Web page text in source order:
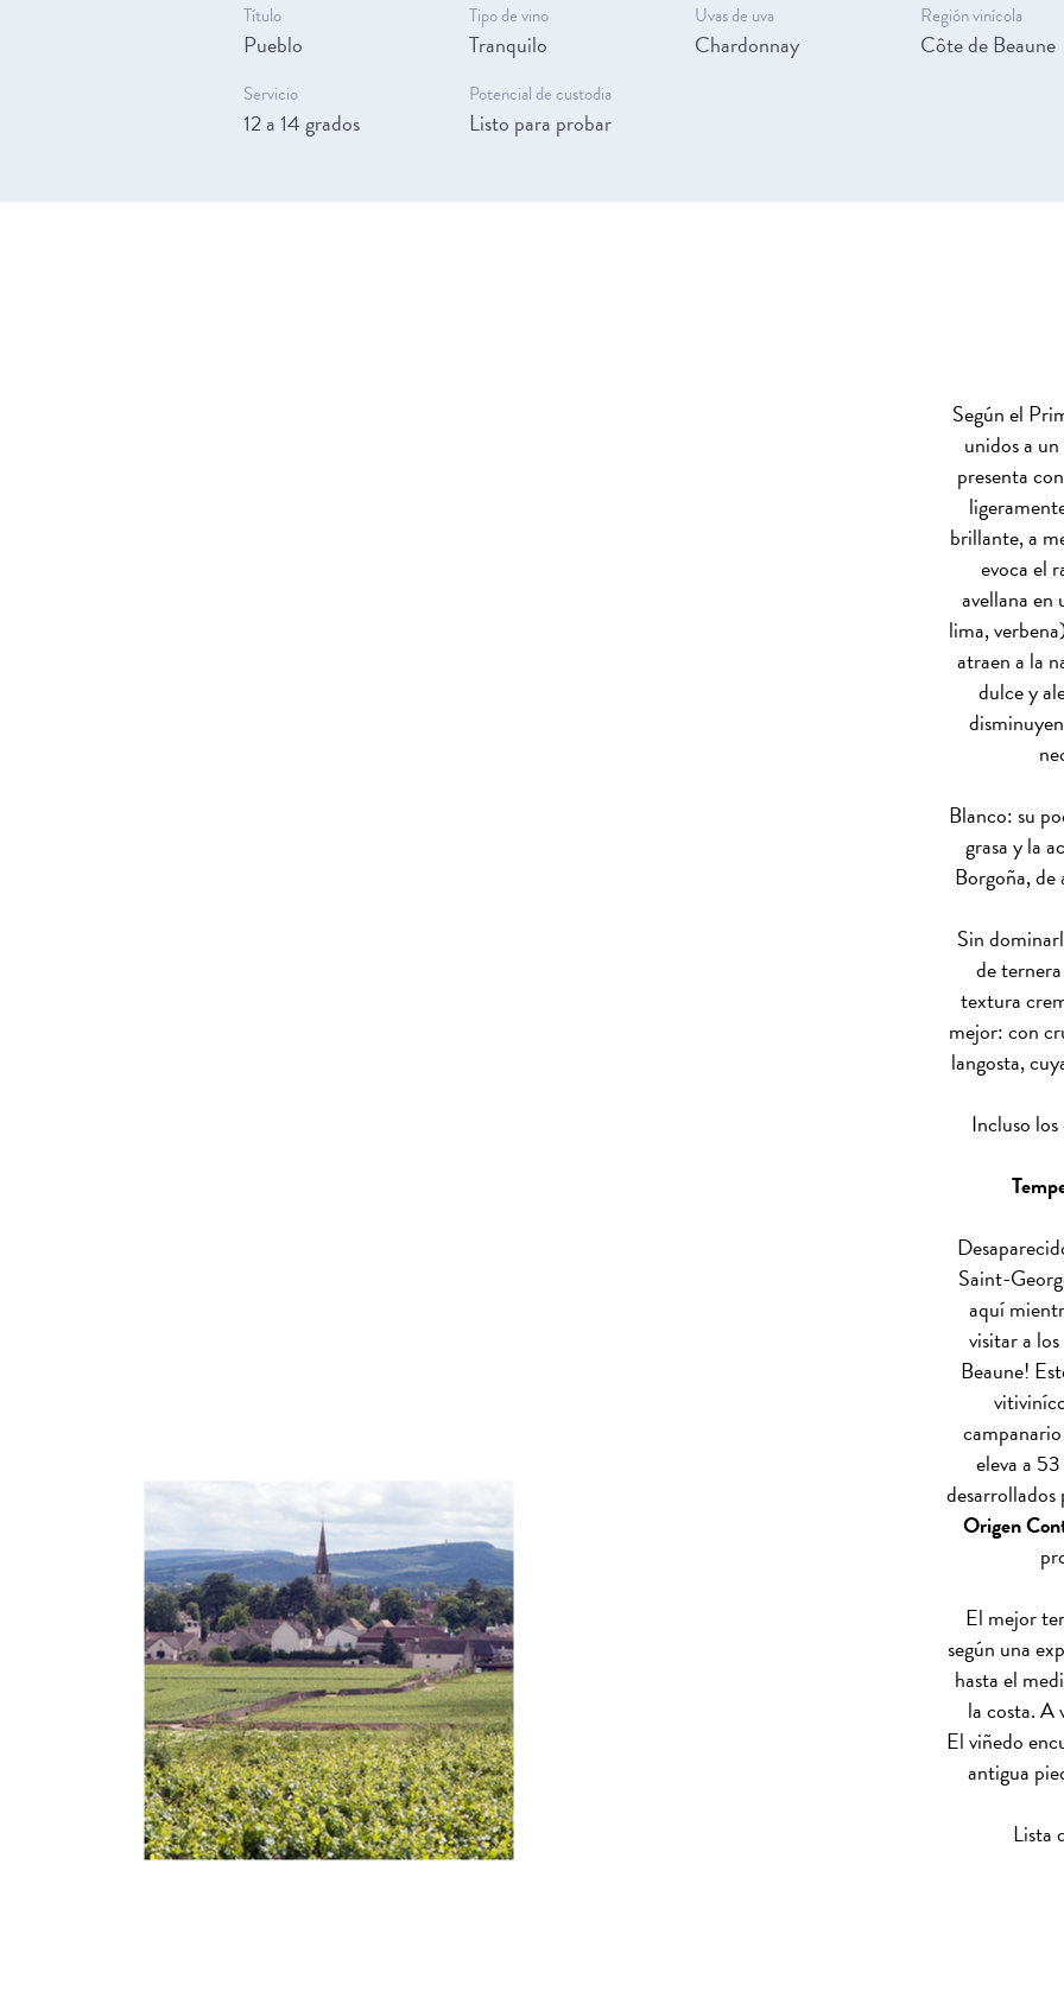
Título
Pueblo
Tipo de vino
Tranquilo
Uvas de uva
Chardonnay
Región vinícola
Côte de Beaune
Servicio
12 a 14 grados
Potencial de custodia
Listo para probar
Según el
unidos a
presenta
brillante, a
evoca el
avellana en
lima,
atraen a la
dulce y
Blanco: su
grasa y la
Borgoña, de
Sin
de
textura
mejor: con
langosta,
Incluso
Saint-
aquí
visitar a
Beaune!
eleva a
Origen
El mejor
según una
hasta el
la costa. A
El viñedo
antigua
Lista